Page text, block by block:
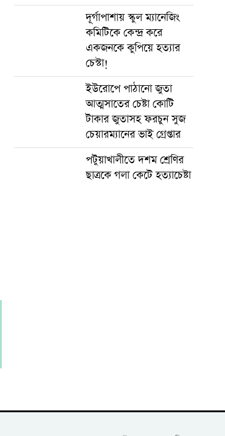
দূর্গাপাশায় স্কুল ম্যানেজিং
কমিটিকে কেন্দ্র করে
একজনকে কুপিয়ে হত্যার
চেস্টা!
ইউরোপে পাঠানো জুতা
আত্মসাতের চেষ্টা কোটি
টাকার জুতাসহ ফরচুন সুজ
চেয়ারম্যানের ভাই গ্রেপ্তার
পটুয়াখালীতে দশম শ্রেণির
ছাত্রকে গলা কেটে হত্যাচেষ্টা